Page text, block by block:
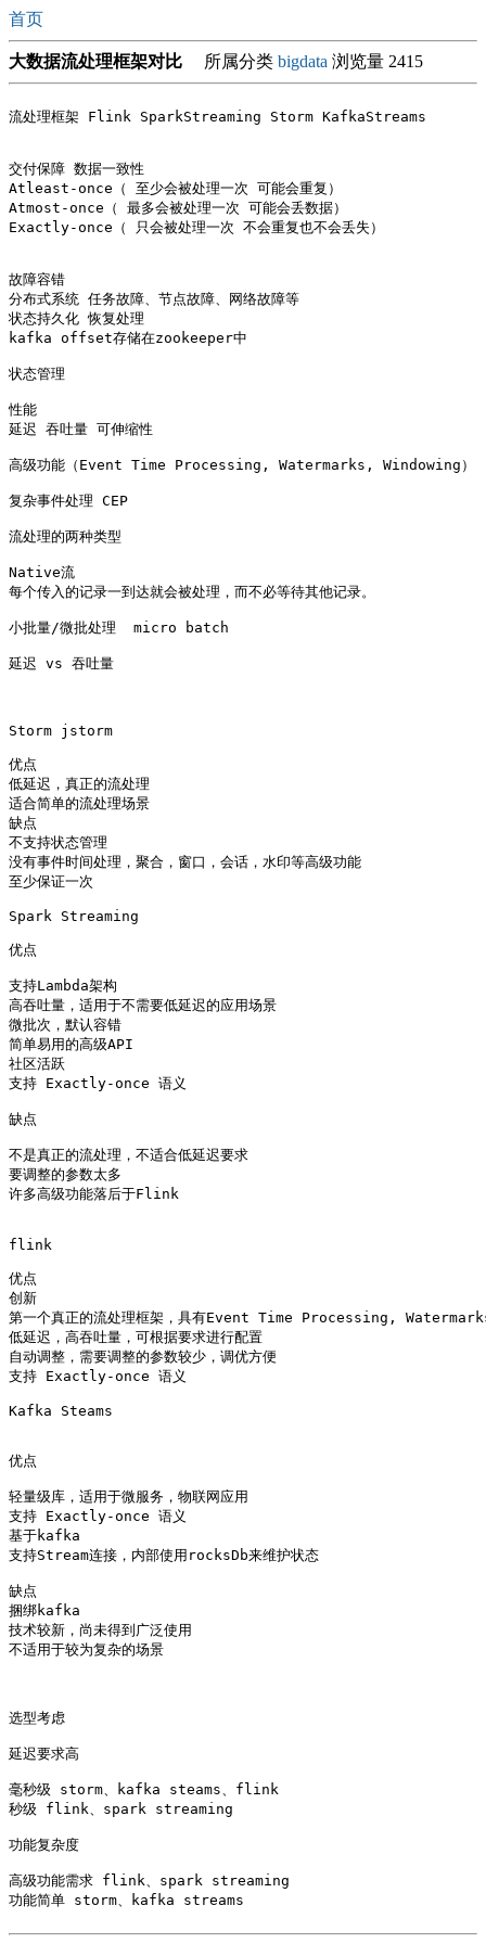
首页
大数据流处理框架对比 所属分类 bigdata 浏览量 2415
流处理框架 Flink SparkStreaming Storm KafkaStreams
交付保障 数据一致性
Atleast-once（ 至少会被处理一次 可能会重复）
Atmost-once（ 最多会被处理一次 可能会丢数据）
Exactly-once（ 只会被处理一次 不会重复也不会丢失）
故障容错
分布式系统 任务故障、节点故障、网络故障等
状态持久化 恢复处理
kafka offset存储在zookeeper中
状态管理
性能
延迟 吞吐量 可伸缩性
高级功能（Event Time Processing, Watermarks, Windowing）
复杂事件处理 CEP
流处理的两种类型
Native流
每个传入的记录一到达就会被处理，而不必等待其他记录。
小批量/微批处理  micro batch
延迟 vs 吞吐量
Storm jstorm
优点
低延迟，真正的流处理
适合简单的流处理场景
缺点
不支持状态管理
没有事件时间处理，聚合，窗口，会话，水印等高级功能
至少保证一次
Spark Streaming
优点
支持Lambda架构
高吞吐量，适用于不需要低延迟的应用场景
微批次，默认容错
简单易用的高级API
社区活跃
支持 Exactly-once 语义
缺点
不是真正的流处理，不适合低延迟要求
要调整的参数太多
许多高级功能落后于Flink
flink
优点
创新
第一个真正的流处理框架，具有Event Time Processing,
低延迟，高吞吐量，可根据要求进行配置
自动调整，需要调整的参数较少，调优方便
支持 Exactly-once 语义
Kafka Steams
优点
轻量级库，适用于微服务，物联网应用
支持 Exactly-once 语义
基于kafka
支持Stream连接，内部使用rocksDb来维护状态
缺点
捆绑kafka
技术较新，尚未得到广泛使用
不适用于较为复杂的场景
选型考虑
延迟要求高
毫秒级 storm、kafka steams、flink
秒级 flink、spark streaming
功能复杂度
高级功能需求 flink、spark streaming